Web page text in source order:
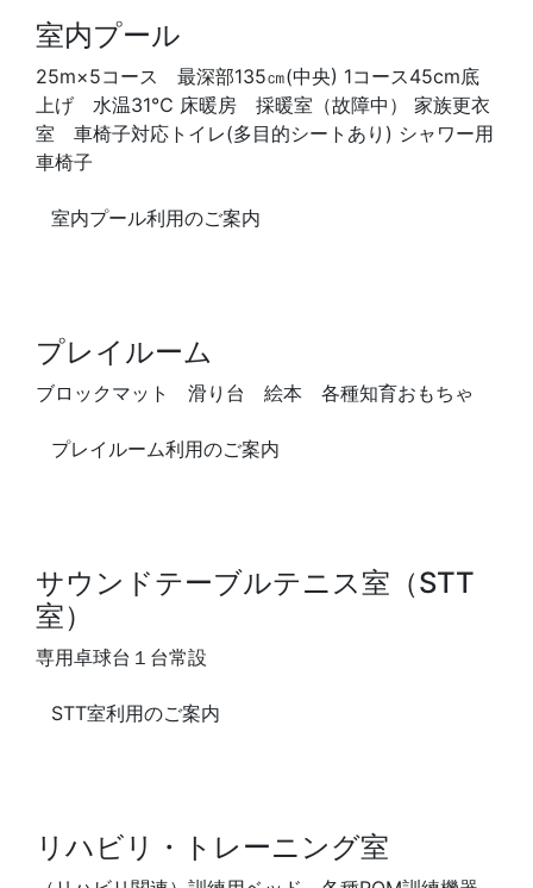
室内プール
25m×5コース 最深部135㎝(中央) 1コース45cm底
上げ 水温31℃ 床暖房 採暖室（故障中） 家族更衣
室 車椅子対応トイレ(多目的シートあり) シャワー用
車椅子
室内プール利用のご案内
プレイルーム
ブロックマット 滑り台 絵本 各種知育おもちゃ
プレイルーム利用のご案内
サウンドテーブルテニス室（STT
室）
専用卓球台１台常設
STT室利用のご案内
リハビリ・トレーニング室